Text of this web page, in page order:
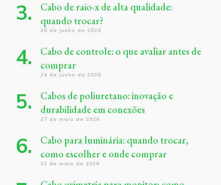
Cabo de raio-x de alta qualidade:
quando trocar?
26 de junho de 2026
Cabo de controle: o que avaliar antes de
comprar
24 de junho de 2026
Cabos de poliuretano: inovação e
durabilidade em conexões
27 de maio de 2026
Cabo para luminária: quando trocar,
como escolher e onde comprar
21 de maio de 2026